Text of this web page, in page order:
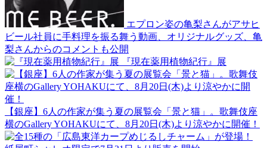
エプロン姿の亀梨さんがアサヒ
ビール社員に手料理を振る舞う動画、オリジナルグッズ、亀
梨さんからのコメントも公開
『現在薬用植物紀行』展
【銀座】6人の作家が集う夏の展覧会「景と猫」。歌舞伎座
横のGallery YOHAKUにて、8月20日(木)より涼やかに開催！